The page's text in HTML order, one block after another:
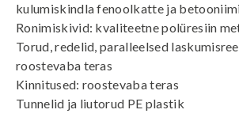
kulumiskindla fenoolkatte ja
Ronimiskivid: kvaliteetne polüresiin
Torud, redelid, paralleelsed
roostevaba teras
Kinnitused: roostevaba teras
Tunnelid ja liutorud PE plastik